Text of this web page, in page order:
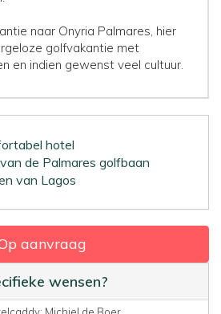
naar Onyria Palmares, hier
golfvakantie met
en indien gewenst veel cultuur.
hotel
de Palmares golfbaan
van Lagos
aanvraag
wensen?
Michiel de Boer